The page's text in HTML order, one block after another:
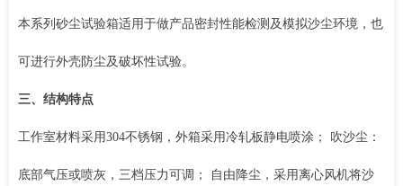
本系列砂尘试验箱适用于做产品密封性能检测及模拟沙尘环境，也
可进行外壳防尘及破坏性试验。
三、结构特点
工作室材料采用304不锈钢，外箱采用冷轧板静电喷涂； 吹沙尘：
底部气压或喷灰，三档压力可调； 自由降尘，采用离心风机将沙